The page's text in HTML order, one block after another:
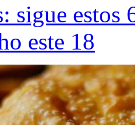
sigue estos
este 18